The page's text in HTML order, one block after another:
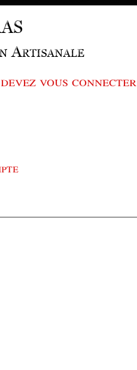
vous connecter